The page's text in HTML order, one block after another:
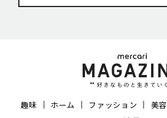
趣味 ホーム ファッション 美容